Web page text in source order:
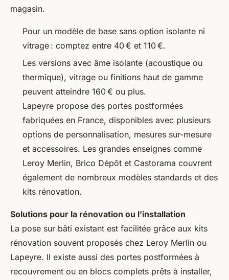
magasin.
Pour un modèle de base sans option isolante ni
vitrage : comptez entre 40 € et 110 €.
Les versions avec âme isolante (acoustique ou
thermique), vitrage ou finitions haut de gamme
peuvent atteindre 160 € ou plus.
Lapeyre propose des portes postformées
fabriquées en France, disponibles avec plusieurs
options de personnalisation, mesures sur-mesure
et accessoires. Les grandes enseignes comme
Leroy Merlin, Brico Dépôt et Castorama couvrent
également de nombreux modèles standards et des
kits rénovation.
Solutions pour la rénovation ou l’installation
La pose sur bâti existant est facilitée grâce aux kits
rénovation souvent proposés chez Leroy Merlin ou
Lapeyre. Il existe aussi des portes postformées à
recouvrement ou en blocs complets prêts à installer,